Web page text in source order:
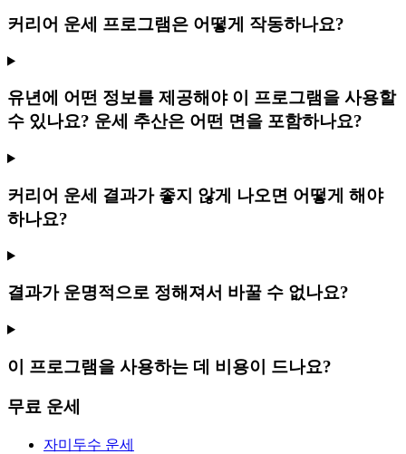
커리어 운세 프로그램은 어떻게 작동하나요?
유년에 어떤 정보를 제공해야 이 프로그램을 사용할
수 있나요? 운세 추산은 어떤 면을 포함하나요?
커리어 운세 결과가 좋지 않게 나오면 어떻게 해야
하나요?
결과가 운명적으로 정해져서 바꿀 수 없나요?
이 프로그램을 사용하는 데 비용이 드나요?
무료 운세
자미두수 운세